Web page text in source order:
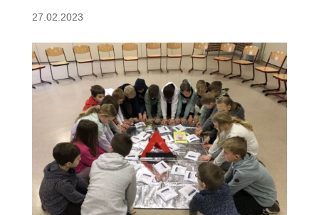
27.02.2023